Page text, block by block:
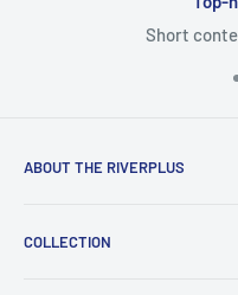
Short
ABOUT THE RIVERPLUS
สินค้าและบริการเทคโนโลยี
COLLECTION